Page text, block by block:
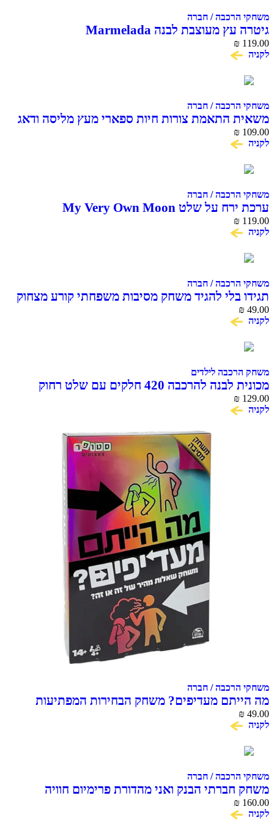
משחקי הרכבה / חברה
גיטרה עץ מעוצבת לבנה Marmelada
₪ 119.00
לקניה
משחקי הרכבה / חברה
משאית התאמת צורות חיות ספארי מעץ מליסה ודאג
Melissa & doug
₪ 109.00
לקניה
משחקי הרכבה / חברה
ערכת ירח על שלט My Very Own Moon
₪ 119.00
לקניה
משחקי הרכבה / חברה
תגידו בלי להגיד משחק מסיבות משפחתי קורע מצחוק
₪ 49.00
לקניה
משחק הרכבה לילדים
מכונית לבנה להרכבה 420 חלקים עם שלט רחוק
COME ALIVE
₪ 129.00
לקניה
משחקי הרכבה / חברה
מה הייתם מעדיפים? משחק הבחירות המפתיעות
והמצחיקות
₪ 49.00
לקניה
משחקי הרכבה / חברה
משחק חברתי הבנק ואני מהדורת פרימיום חוויה
פיננסית לכל המשפחה
₪ 160.00
לקניה